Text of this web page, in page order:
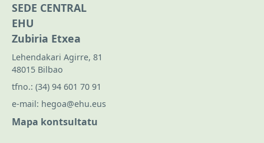
SEDE CENTRAL
EHU
Zubiria Etxea
Lehendakari Agirre, 81
48015 Bilbao
tfno.: (34) 94 601 70 91
e-mail: hegoa@ehu.eus
Mapa kontsultatu